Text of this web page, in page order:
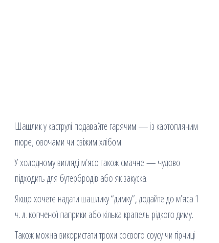
Шашлик у каструлі подавайте гарячим — із картопляним
пюре, овочами чи свіжим хлібом.
У холодному вигляді м’ясо також смачне — чудово
підходить для бутербродів або як закуска.
Якщо хочете надати шашлику “димку”, додайте до м’яса 1
ч. л. копченої паприки або кілька крапель рідкого диму.
Також можна використати трохи соєвого соусу чи гірчиці